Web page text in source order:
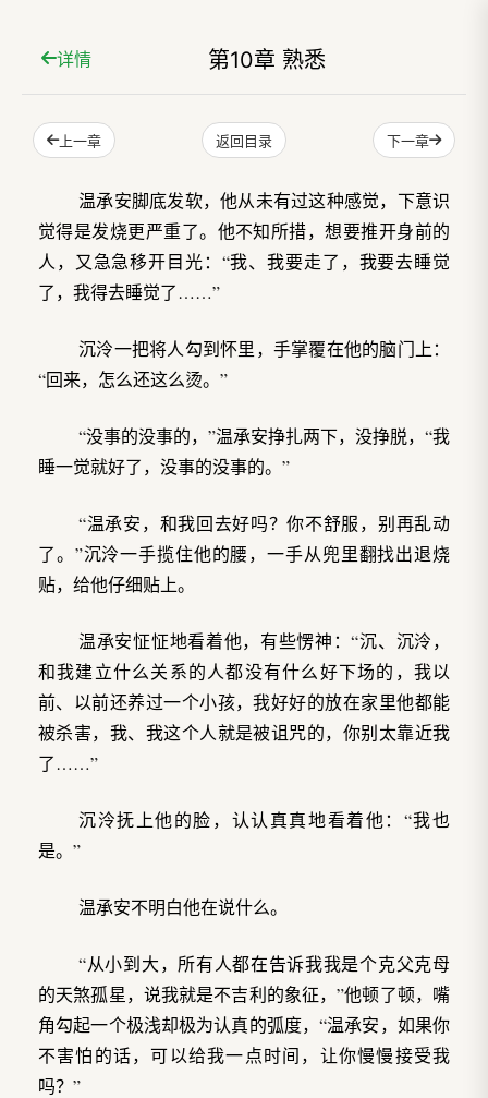
详情 第10章 熟悉
上一章 返回目录 下一章
温承安脚底发软，他从未有过这种感觉，下意识
觉得是发烧更严重了。他不知所措，想要推开身前的
人，又急急移开目光：“我、我要走了，我要去睡觉
了，我得去睡觉了……”
沉泠一把将人勾到怀里，手掌覆在他的脑门上：
“回来，怎么还这么烫。”
“没事的没事的，”温承安挣扎两下，没挣脱，“我
睡一觉就好了，没事的没事的。”
“温承安，和我回去好吗？你不舒服，别再乱动
了。”沉泠一手揽住他的腰，一手从兜里翻找出退烧
贴，给他仔细贴上。
温承安怔怔地看着他，有些愣神：“沉、沉泠，
和我建立什么关系的人都没有什么好下场的，我以
前、以前还养过一个小孩，我好好的放在家里他都能
被杀害，我、我这个人就是被诅咒的，你别太靠近我
了……”
沉泠抚上他的脸，认认真真地看着他：“我也
是。”
温承安不明白他在说什么。
“从小到大，所有人都在告诉我我是个克父克母
的天煞孤星，说我就是不吉利的象征，”他顿了顿，嘴
角勾起一个极浅却极为认真的弧度，“温承安，如果你
不害怕的话，可以给我一点时间，让你慢慢接受我
吗？”